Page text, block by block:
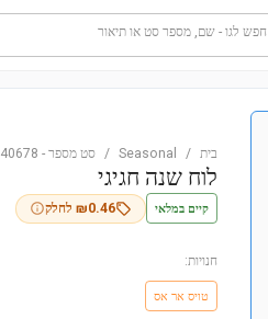
חפש לגו - שם, מספר סט או תיאור
בית /
Seasonal
/ סט מספר -
40678
לוח שנה חגיגי
קיים במלאי ₪0.46 לחלק
חנויות:
טויס אר אס